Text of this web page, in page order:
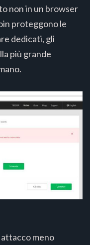
non in un browser
proteggono le
dedicati, gli
più grande
meno